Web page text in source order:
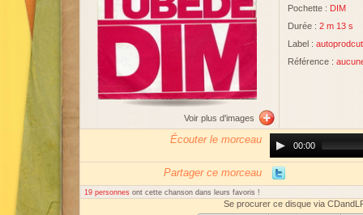
Voir plus d'images
Pochette : DIM
Durée : 2 m 13 s
Label :
Référence :
Écouter le morceau
Player00:00
Partager ce morceau
19 personnes ont cette chanson dans leurs favoris !
Se procurer ce disque via